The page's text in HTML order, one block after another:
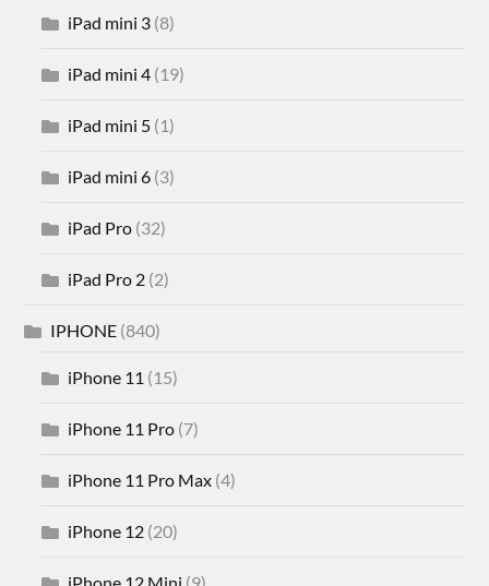
iPad mini 3 (8)
iPad mini 4 (19)
iPad mini 5 (1)
iPad mini 6 (3)
iPad Pro (32)
iPad Pro 2 (2)
IPHONE (840)
iPhone 11 (15)
iPhone 11 Pro (7)
iPhone 11 Pro Max (4)
iPhone 12 (20)
iPhone 12 Mini (9)